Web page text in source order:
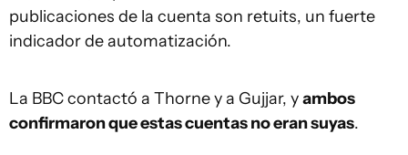
publicaciones de la cuenta son retuits, un fuerte
indicador de automatización.
La BBC contactó a Thorne y a Gujjar, yambos
confirmaron que estas cuentas no eran suyas.